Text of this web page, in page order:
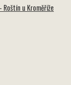
Roštín u Kroměříže